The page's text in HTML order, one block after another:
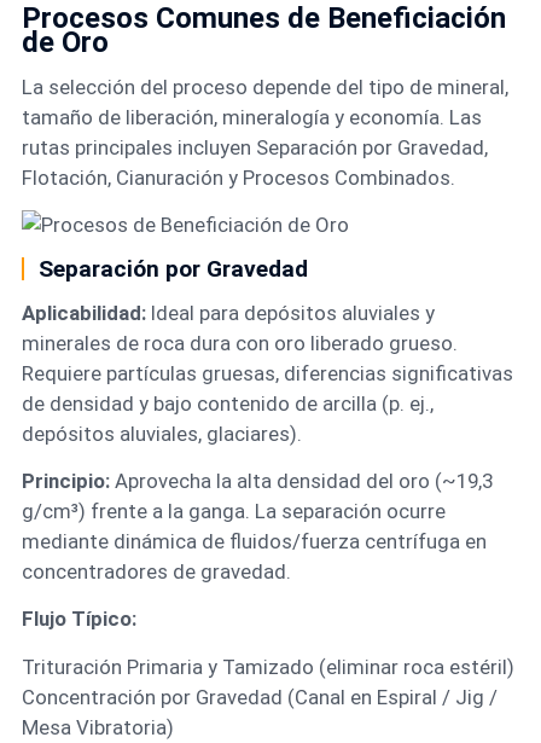
Procesos Comunes de Beneficiación
de Oro
La selección del proceso depende del tipo de mineral,
tamaño de liberación, mineralogía y economía. Las
rutas principales incluyen Separación por Gravedad,
Flotación, Cianuración y Procesos Combinados.
Separación por Gravedad
Aplicabilidad:Ideal para depósitos aluviales y
minerales de roca dura con oro liberado grueso.
Requiere partículas gruesas, diferencias significativas
de densidad y bajo contenido de arcilla (p. ej.,
depósitos aluviales, glaciares).
Principio:Aprovecha la alta densidad del oro (~19,3
g/cm³) frente a la ganga. La separación ocurre
mediante dinámica de fluidos/fuerza centrífuga en
concentradores de gravedad.
Flujo Típico:
Trituración Primaria y Tamizado (eliminar roca estéril)
Concentración por Gravedad (Canal en Espiral / Jig /
Mesa Vibratoria)